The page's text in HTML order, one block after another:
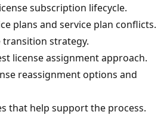
subscription lifecycle.
plans and service plan conflicts.
transition strategy.
license assignment approach.
reassignment options and
that help support the process.